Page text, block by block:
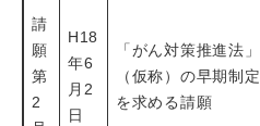
請
願
第
2
H18
年6
月2
日
「がん対策推進法」
（仮称）の早期制定
を求める請願